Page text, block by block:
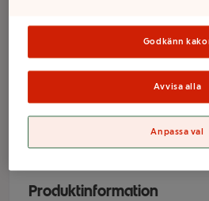
Färsk
1kg Scan
Scan
Produktinformation
Godkänn
Avvisa alla
Anpassa val